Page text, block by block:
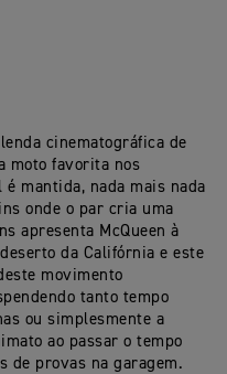
cinematográfica de
moto favorita nos
mantida, nada mais nada
onde o par cria uma
apresenta McQueen à
da Califórnia e este
movimento
tanto tempo
ou simplesmente a
ao passar o tempo
de provas na garagem.